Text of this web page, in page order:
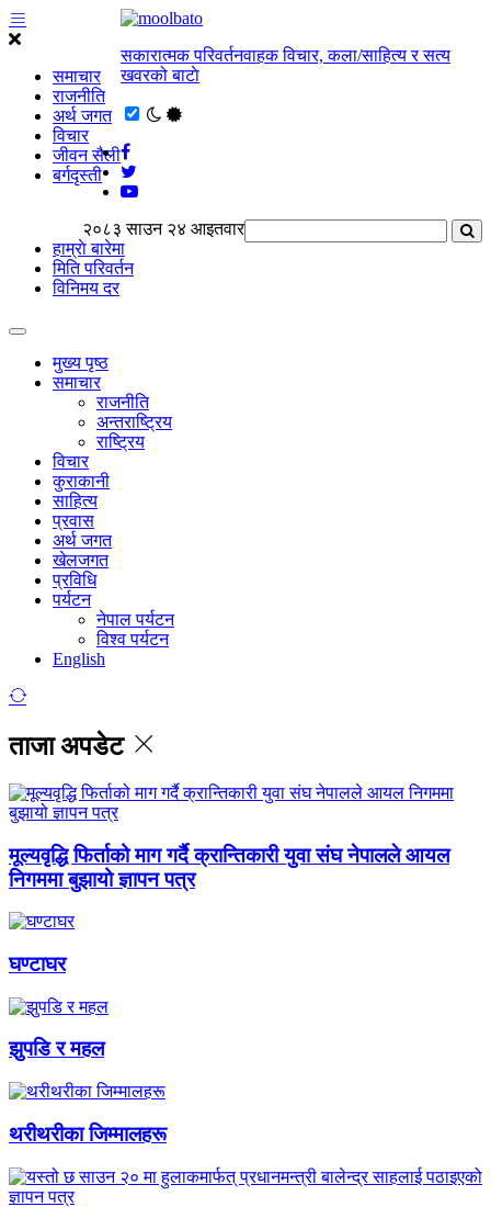
समाचार
राजनीति
अर्थ जगत
विचार
जीवन सैली
बर्गदृस्ती
सकारात्मक परिवर्तनवाहक विचार, कला/साहित्य र सत्य
खवरको बाटाे
२०८३ साउन २४ आइतवार
हाम्राे बारेमा
मिति परिवर्तन
विनिमय दर
मुख्य पृष्ठ
समाचार
राजनीति
अन्तराष्ट्रिय
राष्ट्रिय
विचार
कुराकानी
साहित्य
प्रवास
अर्थ जगत
खेलजगत
प्रविधि
पर्यटन
नेपाल पर्यटन
विश्व पर्यटन
English
ताजा अपडेट
मूल्यवृद्धि फिर्ताको माग गर्दै क्रान्तिकारी युवा संघ नेपालले आयल
निगममा बुझायो ज्ञापन पत्र
घण्टाघर
झुपडि र महल
थरीथरीका जिम्मालहरू